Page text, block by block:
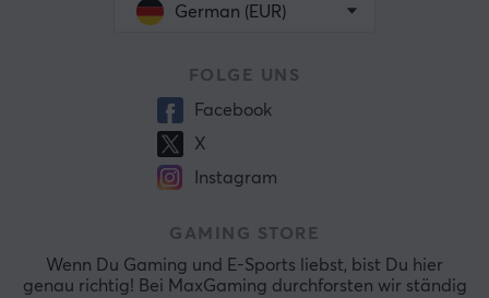
German (EUR)
FOLGE UNS
Facebook
X
Instagram
GAMING STORE
Wenn Du Gaming und E-Sports liebst, bist Du hier
genau richtig! Bei MaxGaming durchforsten wir ständig